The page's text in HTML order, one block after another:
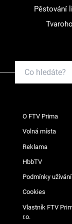
Pěstování
O FTV Prima
Volná místa
Reklama
HbbTV
Podmínky užívání
Cookies
Vlastník FTV
r.o.